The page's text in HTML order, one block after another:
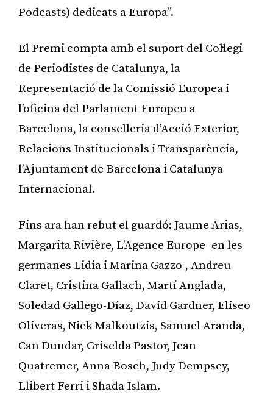
Podcasts) dedicats a Europa”.
El Premi compta amb el suport del Col·legi
de Periodistes de Catalunya, la
Representació de la Comissió Europea i
l’oficina del Parlament Europeu a
Barcelona, la conselleria d’Acció Exterior,
Relacions Institucionals i Transparència,
l’Ajuntament de Barcelona i Catalunya
Internacional.
Fins ara han rebut el guardó: Jaume Arias,
Margarita Rivière, L’Agence Europe- en les
germanes Lidia i Marina Gazzo-, Andreu
Claret, Cristina Gallach, Martí Anglada,
Soledad Gallego-Díaz, David Gardner, Eliseo
Oliveras, Nick Malkoutzis, Samuel Aranda,
Can Dundar, Griselda Pastor, Jean
Quatremer, Anna Bosch, Judy Dempsey,
Llibert Ferri i Shada Islam.